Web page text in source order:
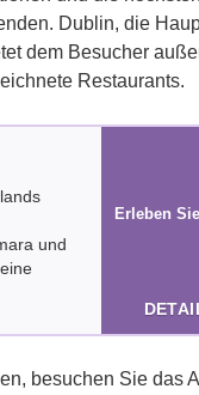
Dublin, die
dem Besucher
Restaurants.
und
Erleben
besuchen Sie das